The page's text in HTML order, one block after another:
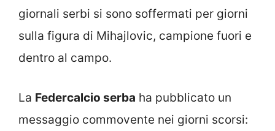
giornali serbi si sono soffermati per giorni
sulla figura di Mihajlovic, campione fuori e
dentro al campo.
La Federcalcio serba ha pubblicato un
messaggio commovente nei giorni scorsi: